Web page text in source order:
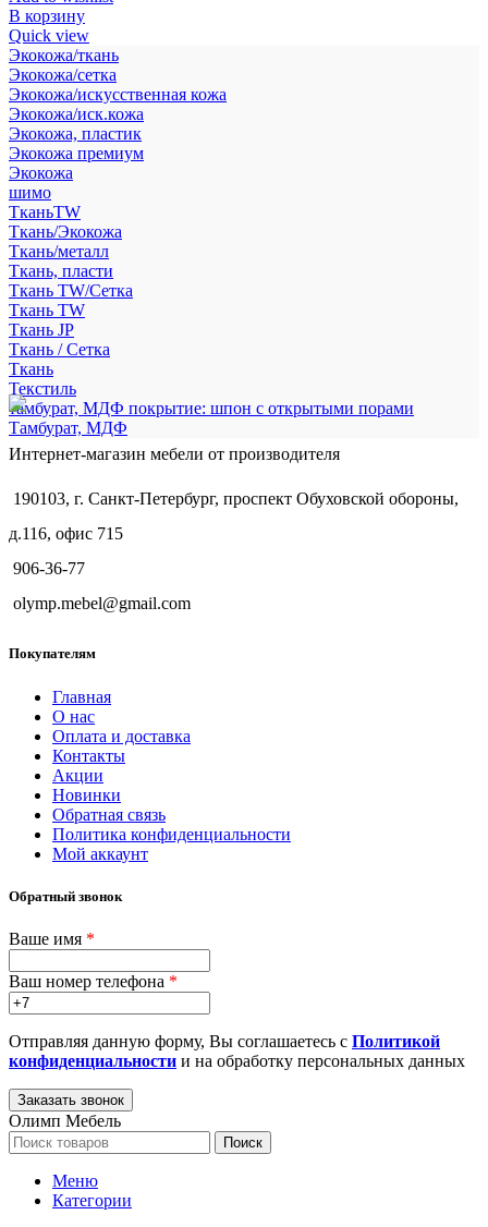
В корзину
Quick view
Экокожа/ткань
Экокожа/сетка
Экокожа/искусственная кожа
Экокожа/иск.кожа
Экокожа, пластик
Экокожа премиум
Экокожа
шимо
ТканьTW
Ткань/Экокожа
Ткань/металл
Ткань, пласти
Ткань TW/Сетка
Ткань TW
Ткань JP
Ткань / Сетка
Ткань
Текстиль
тамбурат, МДФ покрытие: шпон с открытыми порами
Тамбурат, МДФ
Интернет-магазин мебели от производителя
190103, г. Санкт-Петербург, проспект Обуховской обороны,
д.116, офис 715
906-36-77
olymp.mebel@gmail.com
Покупателям
Главная
О нас
Оплата и доставка
Контакты
Акции
Новинки
Обратная связь
Политика конфиденциальности
Мой аккаунт
Обратный звонок
Ваше имя *
Ваш номер телефона *
Отправляя данную форму, Вы соглашаетесь с Политикой
конфиденциальности и на обработку персональных данных
Олимп Мебель
Поиск
Меню
Категории